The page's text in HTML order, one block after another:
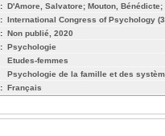
D'Amore, Salvatore; Mouton,
International Congress of Psychology
Non publié, 2020
Psychologie
Etudes-femmes
Psychologie de la famille et des
Français